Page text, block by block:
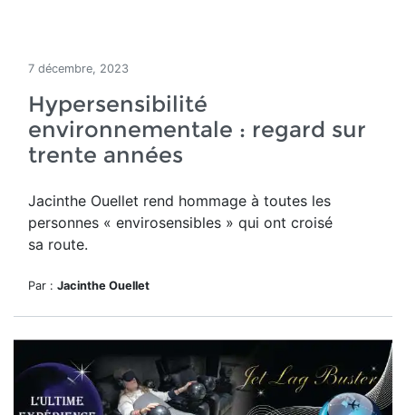
7 décembre, 2023
Hypersensibilité
environnementale : regard sur
trente années
Jacinthe Ouellet rend hommage à toutes les
personnes « envirosensibles » qui ont croisé
sa route.
Par : Jacinthe Ouellet